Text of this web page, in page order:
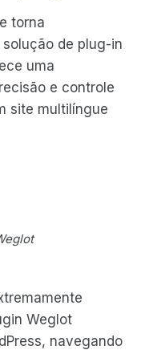
torna
de plug-in
uma
e controle
site multilíngue
Weglot
navegando